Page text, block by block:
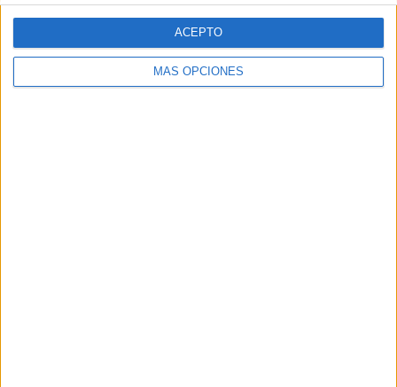
MÁS OPCIONES
ACEPTO
Grupo Faro Publicidad
Contacto
Aviso legal – Protección de datos
Política de cookies
Política de privacidad
Política editorial Términos de uso